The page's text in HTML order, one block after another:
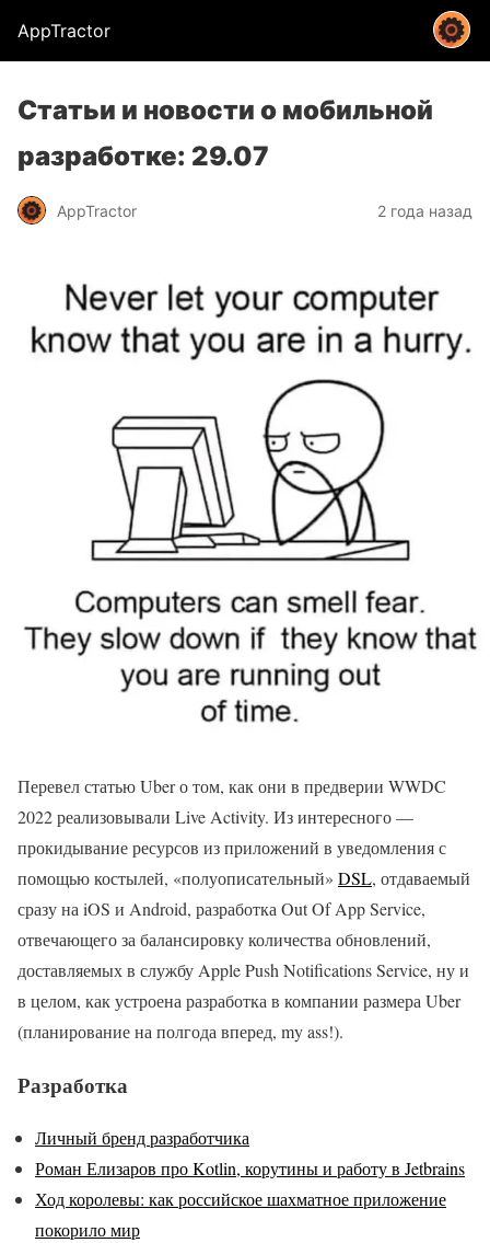
AppTractor
Статьи и новости о мобильной
разработке: 29.07
AppTractor 2 года назад
Перевел статью Uber о том, как они в предверии WWDC
2022 реализовывали Live Activity. Из интересного —
прокидывание ресурсов из приложений в уведомления с
помощью костылей, «полуописательный» DSL, отдаваемый
сразу на iOS и Android, разработка Out Of App Service,
отвечающего за балансировку количества обновлений,
доставляемых в службу Apple Push Notifications Service, ну и
в целом, как устроена разработка в компании размера Uber
(планирование на полгода вперед, my ass!).
Разработка
Личный бренд разработчика
Роман Елизаров про Kotlin, корутины и работу в Jetbrains
Ход королевы: как российское шахматное приложение
покорило мир